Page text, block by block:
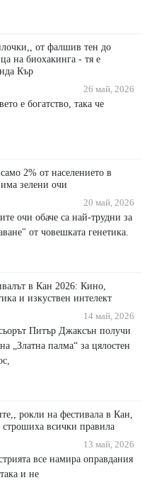
от фалшив тен до
на биохакинга - тя е
Кър
26 май, 2026
е богатство, така че
2% от населението в
има зелени очи
20 май, 2026
очи обаче са най-трудни за
от човешката генетика.
в Кан 2026: Кино,
и изкуствен интелект
14 май, 2026
Питър Джаксън получи
„Златна палма“ за цялостен
рокли на фестивала в Кан,
строшиха всички правила
13 май, 2026
все намира оправдания
и не